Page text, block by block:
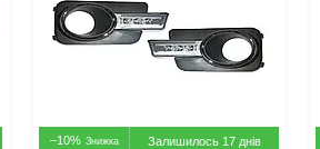
–10% Залишилось 17 днів